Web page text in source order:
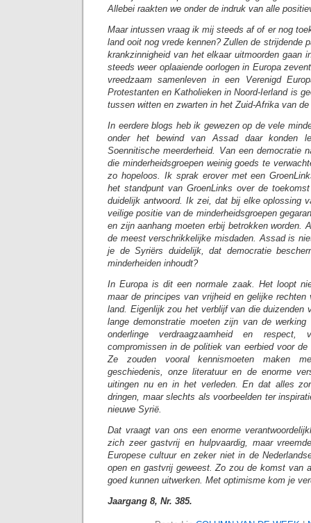
Allebei raakten we onder de indruk van alle
Maar intussen vraag ik mij steeds af of er nog
land ooit nog vrede kennen? Zullen de strijdende
krankzinnigheid van het elkaar uitmoorden gaan
steeds weer oplaaiende oorlogen in Europa
vreedzaam samenleven in een Verenigd
Protestanten en Katholieken in Noord-Ierland is
tussen witten en zwarten in het Zuid-Afrika van
In eerdere blogs heb ik gewezen op de vele
onder het bewind van Assad daar konden
Soennitische meerderheid. Van een democratie
die minderheidsgroepen weinig goeds te
zo hopeloos. Ik sprak erover met een
het standpunt van GroenLinks over de
duidelijk antwoord. Ik zei, dat bij elke oplossing
veilige positie van de minderheidsgroepen
en zijn aanhang moeten erbij betrokken worden.
de meest verschrikkelijke misdaden. Assad is
je de Syriërs duidelijk, dat democratie
minderheiden inhoudt?
In Europa is dit een normale zaak. Het loopt
maar de principes van vrijheid en gelijke rechten
land. Eigenlijk zou het verblijf van die duizenden
lange demonstratie moeten zijn van de
onderlinge verdraagzaamheid en respect,
compromissen in de politiek van eerbied voor de
Ze zouden vooral kennismoeten maken
geschiedenis, onze literatuur en de enorme
uitingen nu en in het verleden. En dat alles
dringen, maar slechts als voorbeelden ter
nieuwe Syrië.
Dat vraagt van ons een enorme
zich zeer gastvrij en hulpvaardig, maar
Europese cultuur en zeker niet in de
open en gastvrij geweest. Zo zou de komst van
goed kunnen uitwerken. Met optimisme kom je
Jaargang 8, Nr. 385.